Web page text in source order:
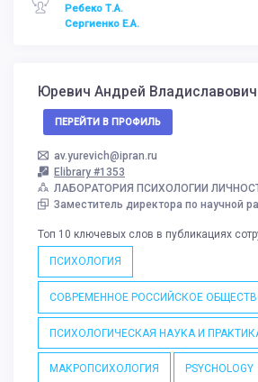
Ребеко Т.А.
Сергиенко Е.А.
Юревич Андрей Владиславович
ПЕРЕЙТИ В ПРОФИЛЬ
av.yurevich@ipran.ru
Elibrary #1353
ЛАБОРАТОРИЯ ПСИХОЛОГИИ
Заместитель директора по научной
Топ 10 ключевых слов в публикациях
ПСИХОЛОГИЯ
СОВРЕМЕННОЕ РОССИЙСКОЕ
ПСИХОЛОГИЧЕСКАЯ НАУКА И
МАКРОПСИХОЛОГИЯ PSYCHOLOGY